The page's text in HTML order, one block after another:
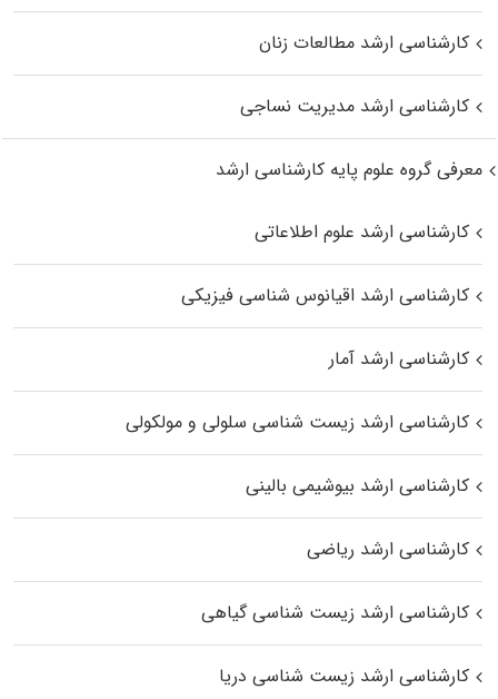
کارشناسی ارشد مطالعات زنان
کارشناسی ارشد مدیریت نساجی
معرفی گروه علوم پایه کارشناسی ارشد
کارشناسی ارشد علوم اطلاعاتی
کارشناسی ارشد اقیانوس‌ شناسی فیزیکی
کارشناسی ارشد آمار
کارشناسی ارشد زیست شناسی سلولی و مولکولی
کارشناسی ارشد بیوشیمی بالینی
کارشناسی ارشد ریاضی
کارشناسی ارشد زیست‌ شناسی گیاهی
کارشناسی ارشد زیست‌ شناسی دریا